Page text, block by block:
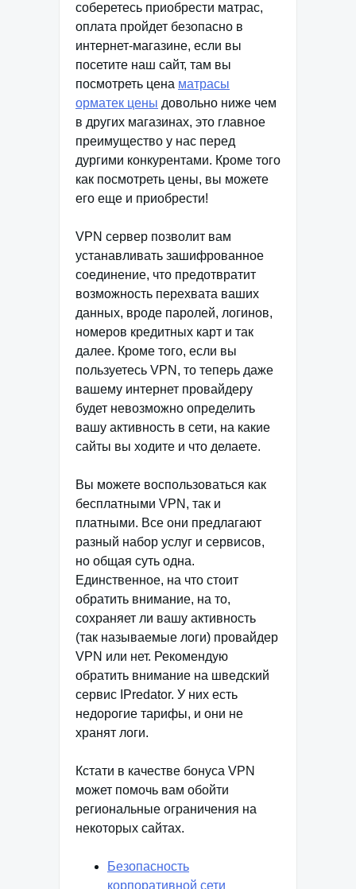
соберетесь приобрести матрас,
оплата пройдет безопасно в
интернет-магазине, если вы
посетите наш сайт, там вы
посмотреть цена матрасы
орматек цены довольно ниже чем
в других магазинах, это главное
преимущество у нас перед
дургими конкурентами. Кроме того
как посмотреть цены, вы можете
его еще и приобрести!
VPN сервер позволит вам
устанавливать зашифрованное
соединение, что предотвратит
возможность перехвата ваших
данных, вроде паролей, логинов,
номеров кредитных карт и так
далее. Кроме того, если вы
пользуетесь VPN, то теперь даже
вашему интернет провайдеру
будет невозможно определить
вашу активность в сети, на какие
сайты вы ходите и что делаете.
Вы можете воспользоваться как
бесплатными VPN, так и
платными. Все они предлагают
разный набор услуг и сервисов,
но общая суть одна.
Единственное, на что стоит
обратить внимание, на то,
сохраняет ли вашу активность
(так называемые логи) провайдер
VPN или нет. Рекомендую
обратить внимание на шведский
сервис IPredator. У них есть
недорогие тарифы, и они не
хранят логи.
Кстати в качестве бонуса VPN
может помочь вам обойти
региональные ограничения на
некоторых сайтах.
Безопасность
корпоративной сети